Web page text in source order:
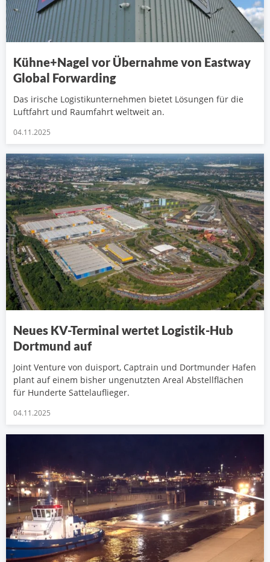
Kühne+Nagel vor Übernahme von Eastway
Global Forwarding
Das irische Logistikunternehmen bietet Lösungen für die
Luftfahrt und Raumfahrt weltweit an.
04.11.2025
Neues KV-Terminal wertet Logistik-Hub
Dortmund auf
Joint Venture von duisport, Captrain und Dortmunder Hafen
plant auf einem bisher ungenutzten Areal Abstellflächen
für Hunderte Sattelauflieger.
04.11.2025